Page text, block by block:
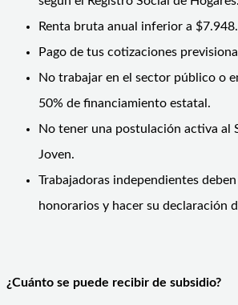
Renta bruta anual inferior a
Pago de tus cotizaciones
No trabajar en el sector público o
50% de financiamiento estatal.
No tener una postulación activa al
Joven.
Trabajadoras independientes
honorarios y hacer su declaración
¿Cuánto se puede recibir de subsidio?